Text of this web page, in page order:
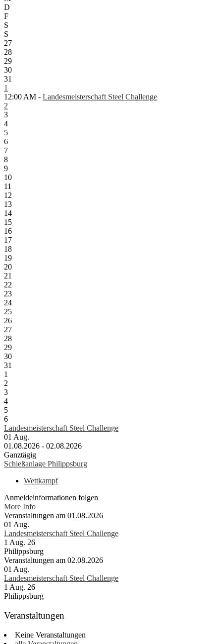
D
F
S
S
27
28
29
30
31
1
12:00 AM - Landesmeisterschaft Steel Challenge
2
3
4
5
6
7
8
9
10
11
12
13
14
15
16
17
18
19
20
21
22
23
24
25
26
27
28
29
30
31
1
2
3
4
5
6
Landesmeisterschaft Steel Challenge
01 Aug.
01.08.2026 - 02.08.2026
Ganztägig
Schießanlage Philippsburg
Wettkampf
Anmeldeinformationen folgen
More Info
Veranstaltungen am 01.08.2026
01 Aug.
Landesmeisterschaft Steel Challenge
1 Aug. 26
Philippsburg
Veranstaltungen am 02.08.2026
01 Aug.
Landesmeisterschaft Steel Challenge
1 Aug. 26
Philippsburg
Veranstaltungen
Keine Veranstaltungen